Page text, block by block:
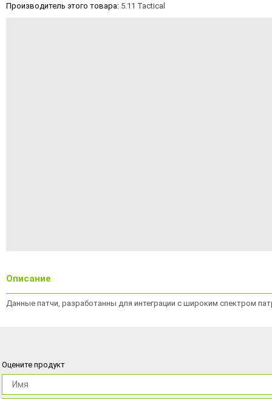
Производитель этого товара: 5.11 Tactical
Описание
Данные патчи, разработанны для интеграции с широким спектром
Оцените продукт